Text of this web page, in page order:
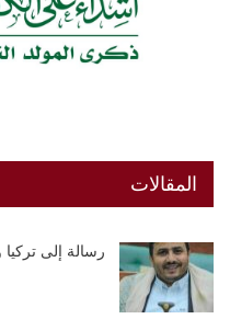
المقالات
رسالة إلى تركيا